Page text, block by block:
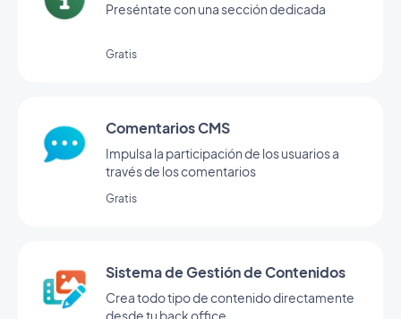
Preséntate con una sección dedicada
Gratis
Comentarios CMS
Impulsa la participación de los usuarios a
través de los comentarios
Gratis
Sistema de Gestión de Contenidos
Crea todo tipo de contenido directamente
desde tu back office.